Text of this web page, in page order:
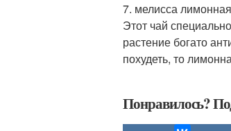
7. мелисса
Этот чай
растение богато
похудеть, то
Понравилось?